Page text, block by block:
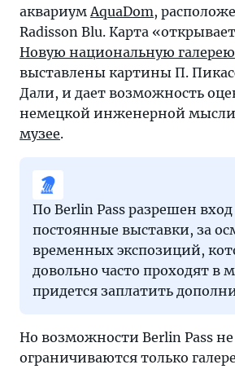
аквариумAquaDom,
Radisson Blu. Карта
Новую национальную галерею
выставлены картины П.
Дали, и дает возможность
немецкой инженерной
музее.
По Berlin Pass разрешен
постоянные выставки, за
временных экспозиций,
довольно часто проходят в
придется заплатить
Но возможности Berlin Pass не
ограничиваются только